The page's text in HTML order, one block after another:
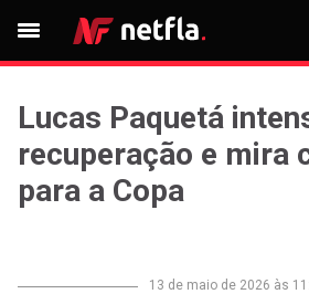
Lucas Paquetá
recuperação e mira
para a Copa
13 de maio de 2026 às